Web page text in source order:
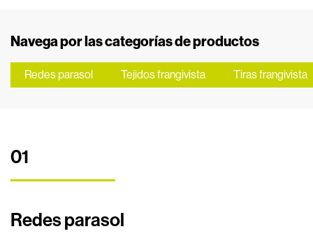
Navega por las categorías de productos
Redes parasol Tejidos frangivista Tiras frangivista
01
Redes parasol